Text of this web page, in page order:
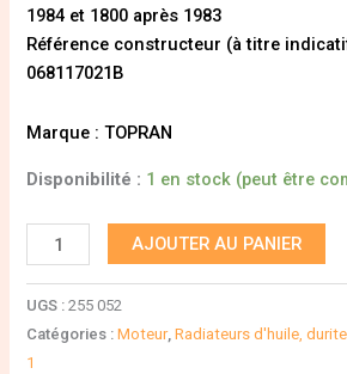
1984 et 1800 après 1983
Référence constructeur (à titre
068117021B
Marque : TOPRAN
Disponibilité : 1 en stock (peut être
AJOUTER AU PANIER
UGS :255 052
Catégories :Moteur,Radiateurs d'huile,
1